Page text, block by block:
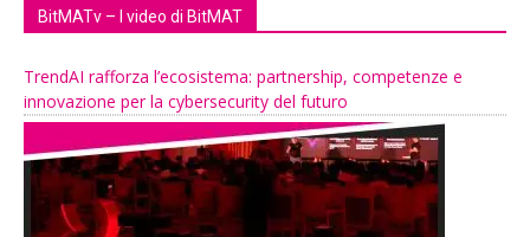
BitMATv – I video di BitMAT
TrendAI rafforza l’ecosistema: partnership, competenze e
innovazione per la cybersecurity del futuro